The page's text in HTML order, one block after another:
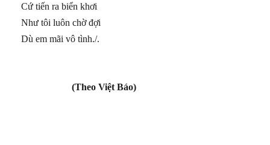
Cứ tiến ra biển khơi
Như tôi luôn chờ đợi
Dù em mãi vô tình./.
(Theo Việt Báo)